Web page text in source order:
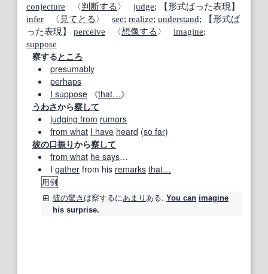
conjecture 〈判断する 〉 judge;
【形式ばった表現】
infer 〈 見てとる 〉 see; realize; understand;
【形式ば
った表現】
perceive 〈想像する 〉 imagine;
suppose
察するところ
presumably
perhaps
I suppose 《that…》
うわさから察して
judging from rumors
from what I have heard (so far)
彼の口振りから察して
from what he says…
I gather from his remarks that…
用例
彼の驚き は察するにあまりある. You can imagine
his surprise.